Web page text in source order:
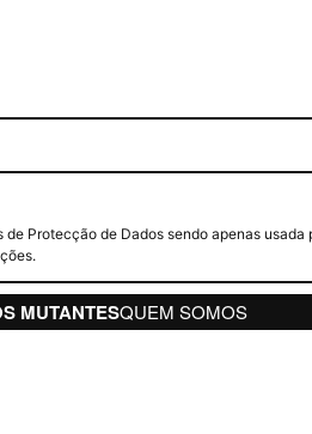
Protecção de Dados sendo apenas usada
MUTANTESQUEM SOMOS